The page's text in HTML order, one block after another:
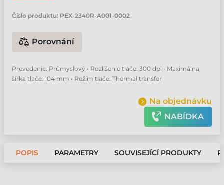
Číslo produktu: PEX-2340R-A001-0002
Porovnání
Prevedenie: Průmyslový • Rozlíšenie tlače: 300 dpi • Maximálna
šírka tlače: 104 mm • Režim tlače: Thermal transfer
Na objednávku
NABÍDKA
POPIS PARAMETRY SOUVISEJÍCÍ PRODUKTY